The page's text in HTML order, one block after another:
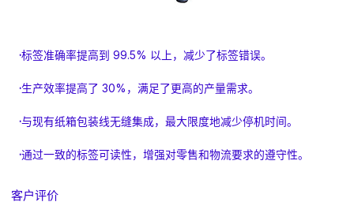
·标签准确率提高到 99.5% 以上，减少了标签错误。
·生产效率提高了 30%，满足了更高的产量需求。
·与现有纸箱包装线无缝集成，最大限度地减少停机时间。
·通过一致的标签可读性，增强对零售和物流要求的遵守性。
客户评价